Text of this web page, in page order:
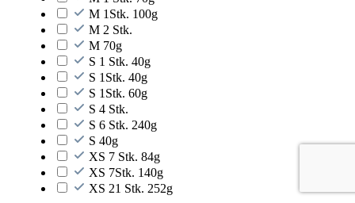
M 1Stk. 100g
M 2 Stk.
M 70g
S 1 Stk. 40g
S 1Stk. 40g
S 1Stk. 60g
S 4 Stk.
S 6 Stk. 240g
S 40g
XS 7 Stk. 84g
XS 7Stk. 140g
XS 21 Stk. 252g